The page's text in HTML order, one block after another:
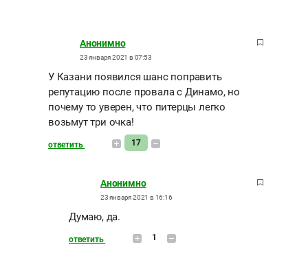
Анонимно
23 января 2021 в 07:53
У Казани появился шанс поправить
репутацию после провала с Динамо, но
почему то уверен, что питерцы легко
возьмут три очка!
ответить 17
Анонимно
23 января 2021 в 16:16
Думаю, да.
ответить 1